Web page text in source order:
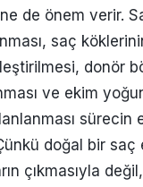
de önem verir.
saç
donör
ve ekim
sürecin
doğal bir
çıkmasıyla